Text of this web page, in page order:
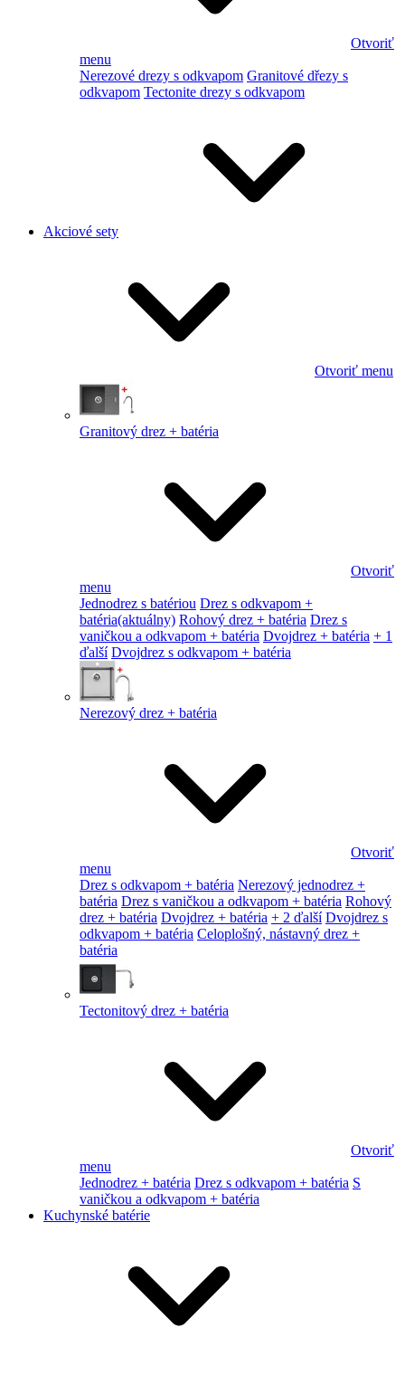
Otvoriť
menu
Nerezové drezy s odkvapom Granitové dřezy s
odkvapom Tectonite drezy s odkvapom
Akciové sety
Otvoriť menu
Granitový drez + batéria
Otvoriť
menu
Jednodrez s batériou Drez s odkvapom +
batéria(aktuálny) Rohový drez + batéria Drez s
vaničkou a odkvapom + batéria Dvojdrez + batéria + 1
ďalší Dvojdrez s odkvapom + batéria
Nerezový drez + batéria
Otvoriť
menu
Drez s odkvapom + batéria Nerezový jednodrez +
batéria Drez s vaničkou a odkvapom + batéria Rohový
drez + batéria Dvojdrez + batéria + 2 ďalší Dvojdrez s
odkvapom + batéria Celoplošný, nástavný drez +
batéria
Tectonitový drez + batéria
Otvoriť
menu
Jednodrez + batéria Drez s odkvapom + batéria S
vaničkou a odkvapom + batéria
Kuchynské batérie